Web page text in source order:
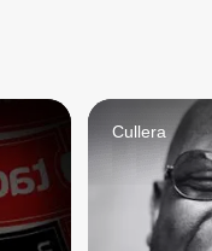
Cullera